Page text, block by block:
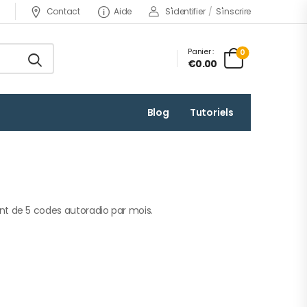
Contact Aide S'identifier / S'inscrire
Panier :
€0.00
0
Blog
Tutoriels
de 5 codes autoradio par mois.